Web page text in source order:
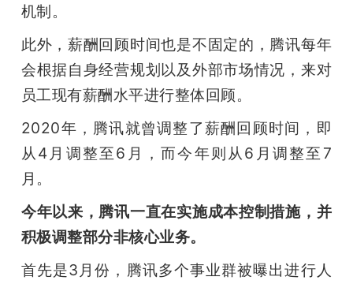
机制。
此外，薪酬回顾时间也是不固定的，腾讯每年
会根据自身经营规划以及外部市场情况，来对
员工现有薪酬水平进行整体回顾。
2020年，腾讯就曾调整了薪酬回顾时间，即
从4月调整至6月，而今年则从6月调整至7
月。
今年以来，腾讯一直在实施成本控制措施，并
积极调整部分非核心业务。
首先是3月份，腾讯多个事业群被曝出进行人